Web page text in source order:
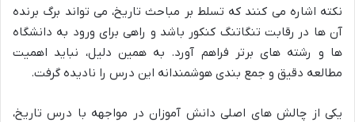
نکته اشاره می کنند که تسلط بر مباحث تاریخ، می تواند برگ برنده
آن ها در رقابت تنگاتنگ کنکور باشد و راهی برای ورود به دانشگاه
ها و رشته های برتر فراهم آورد. به همین دلیل، نباید اهمیت
مطالعه دقیق و جمع بندی هوشمندانه این درس را نادیده گرفت.
یکی از چالش های اصلی دانش آموزان در مواجهه با درس تاریخ،